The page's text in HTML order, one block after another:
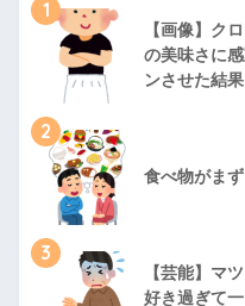
1
【画像】ク
の美味さに
ンさせた結果
2
食べ物がま
3
【芸能】
好き過ぎて